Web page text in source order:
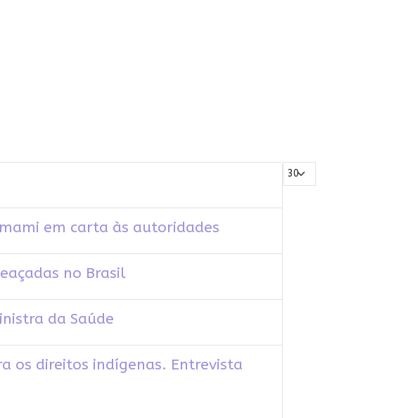
Mostrar #
em carta às autoridades
no Brasil
da Saúde
os direitos indígenas. Entrevista